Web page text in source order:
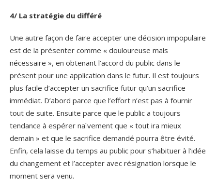
4/ La stratégie du différé
Une autre façon de faire accepter une décision impopulaire
est de la présenter comme « douloureuse mais
nécessaire », en obtenant l’accord du public dans le
présent pour une application dans le futur. Il est toujours
plus facile d’accepter un sacrifice futur qu’un sacrifice
immédiat. D’abord parce que l’effort n’est pas à fournir
tout de suite. Ensuite parce que le public a toujours
tendance à espérer naïvement que « tout ira mieux
demain » et que le sacrifice demandé pourra être évité.
Enfin, cela laisse du temps au public pour s’habituer à l’idée
du changement et l’accepter avec résignation lorsque le
moment sera venu.